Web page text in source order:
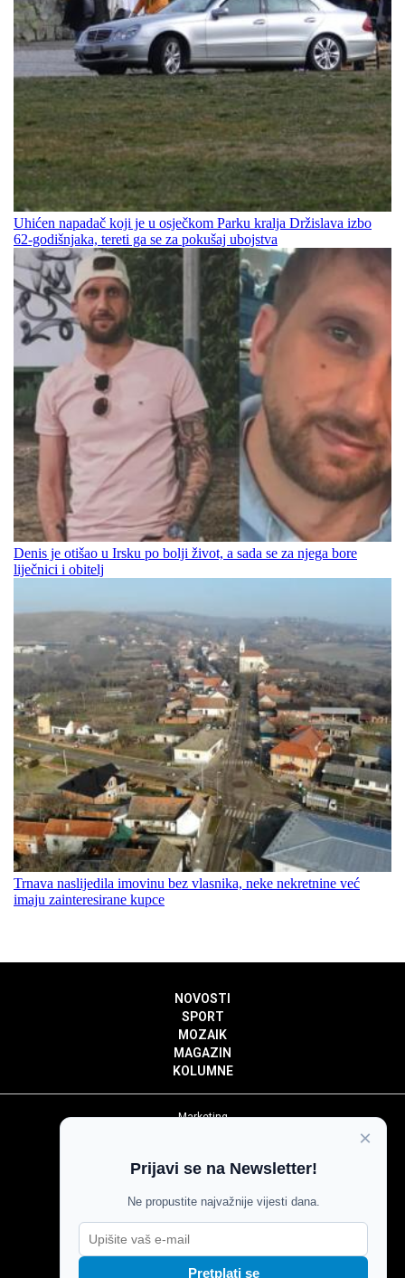
Uhićen napadač koji je u osječkom Parku kralja Držislava izbo
62-godišnjaka, tereti ga se za pokušaj ubojstva
Denis je otišao u Irsku po bolji život, a sada se za njega bore
liječnici i obitelj
Trnava naslijedila imovinu bez vlasnika, neke nekretnine već
imaju zainteresirane kupce
NOVOSTI
SPORT
MOZAIK
MAGAZIN
KOLUMNE
Marketing
Impressum
Pravila komentiranja
Agroglas
×
Prijavi se na Newsletter!
Ne propustite najvažnije vijesti dana.
Pretplati se